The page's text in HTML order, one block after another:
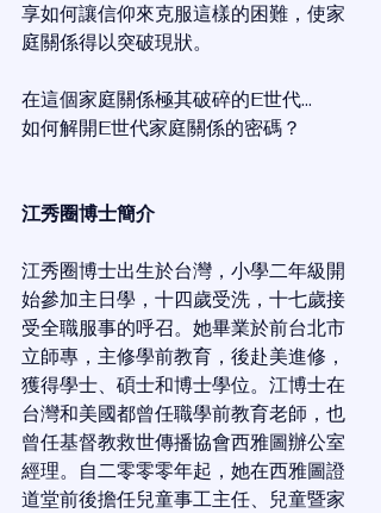
享如何讓信仰來克服這樣的困難，使家
庭關係得以突破現狀。
在這個家庭關係極其破碎的E世代...
如何解開E世代家庭關係的密碼？
江秀圈博士簡介
江秀圈博士出生於台灣，小學二年級開
始參加主日學，十四歲受洗，十七歲接
受全職服事的呼召。她畢業於前台北市
立師專，主修學前教育，後赴美進修，
獲得學士、碩士和博士學位。江博士在
台灣和美國都曾任職學前教育老師，也
曾任基督教救世傳播協會西雅圖辦公室
經理。自二零零零年起，她在西雅圖證
道堂前後擔任兒童事工主任、兒童暨家